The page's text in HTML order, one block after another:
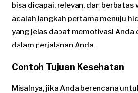
bisa dicapai, relevan, dan berbatas
adalah langkah pertama menuju
yang jelas dapat memotivasi Anda
dalam perjalanan Anda.
Contoh Tujuan Kesehatan
Misalnya, jika Anda berencana